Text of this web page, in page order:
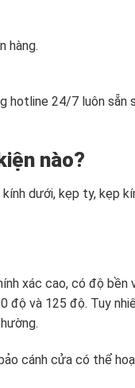
hàng.
hotline 24/7 luôn sẵn
nào?
dưới, kẹp ty, kẹp
xác cao, có độ bền
độ và 125 độ. Tuy
cánh cửa có thể